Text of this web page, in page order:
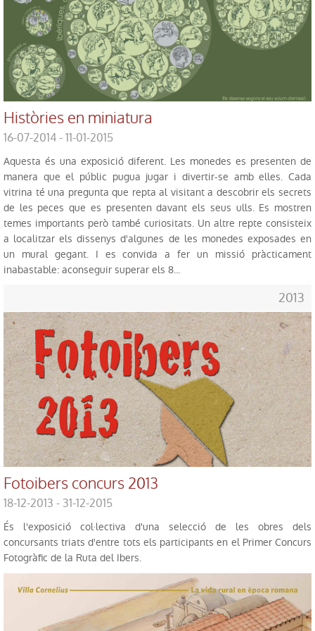
Històries en miniatura
16-07-2014 - 11-01-2015
Aquesta és una exposició diferent. Les monedes es presenten de
manera que el públic pugua jugar i divertir-se amb elles. Cada
vitrina té una pregunta que repta al visitant a descobrir els secrets
de les peces que es presenten davant els seus ulls. Es mostren
temes importants però també curiositats. Un altre repte consisteix
a localitzar els dissenys d'algunes de les monedes exposades en
un mural gegant. I es convida a fer un missió pràcticament
inabastable: aconseguir superar els 8...
2013
Fotoibers concurs 2013
18-12-2013 - 31-12-2015
És l'exposició col·lectiva d'una selecció de les obres dels
concursants triats d'entre tots els participants en el Primer Concurs
Fotogràfic de la Ruta del Ibers.